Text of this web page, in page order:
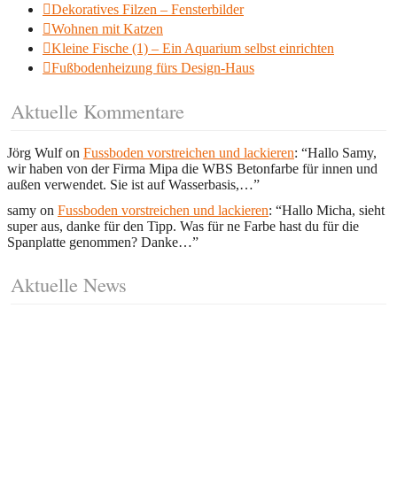
Dekoratives Filzen – Fensterbilder
Wohnen mit Katzen
Kleine Fische (1) – Ein Aquarium selbst einrichten
Fußbodenheizung fürs Design-Haus
Aktuelle Kommentare
Jörg Wulfon Fussboden vorstreichen und lackieren: “Hallo Samy,
wir haben von der Firma Mipa die WBS Betonfarbe für innen und
außen verwendet. Sie ist auf Wasserbasis,…”
samy on Fussboden vorstreichen und lackieren: “Hallo Micha, sieht
super aus, danke für den Tipp. Was für ne Farbe hast du für die
Spanplatte genommen? Danke…”
Aktuelle News